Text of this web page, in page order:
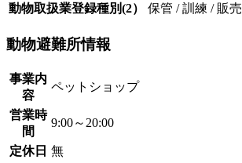
動物取扱業登録種別(2）
保管 / 訓練 / 販売
動物避難所情報
事業内
容
ペットショップ
営業時
間
9:00～20:00
定休日 無